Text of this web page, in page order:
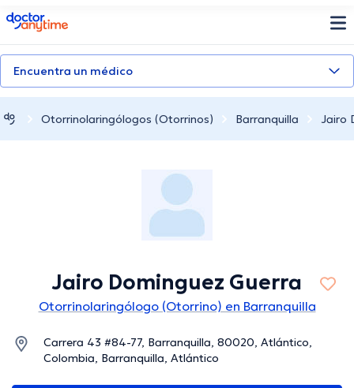
doctoranytime
Encuentra un médico
Otorrinolaringólogos (Otorrinos) Barranquilla Jairo
Jairo Dominguez Guerra
Otorrinolaringólogo (Otorrino) en Barranquilla
Carrera 43 #84-77, Barranquilla, 80020, Atlántico,
Colombia, Barranquilla, Atlántico